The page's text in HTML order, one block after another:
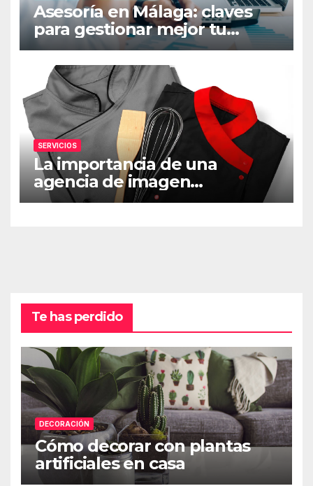
Asesoría en Málaga: claves
para gestionar mejor tu
empresa
SERVICIOS
La importancia de una
agencia de imagen
corporativa y los uniformes
Te has perdido
DECORACIÓN
Cómo decorar con plantas
artificiales en casa